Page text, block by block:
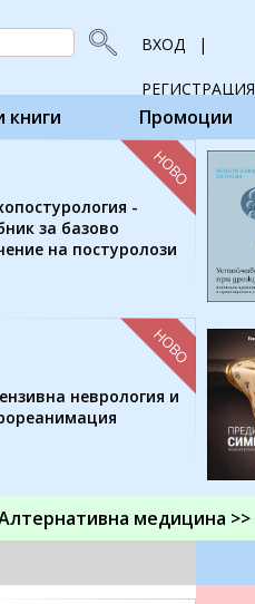
ВХОД |
РЕГИСТРАЦИЯ
книги Промоции
-
за базово
на постуролози
НОВО
неврология и
НОВО
медицина >>